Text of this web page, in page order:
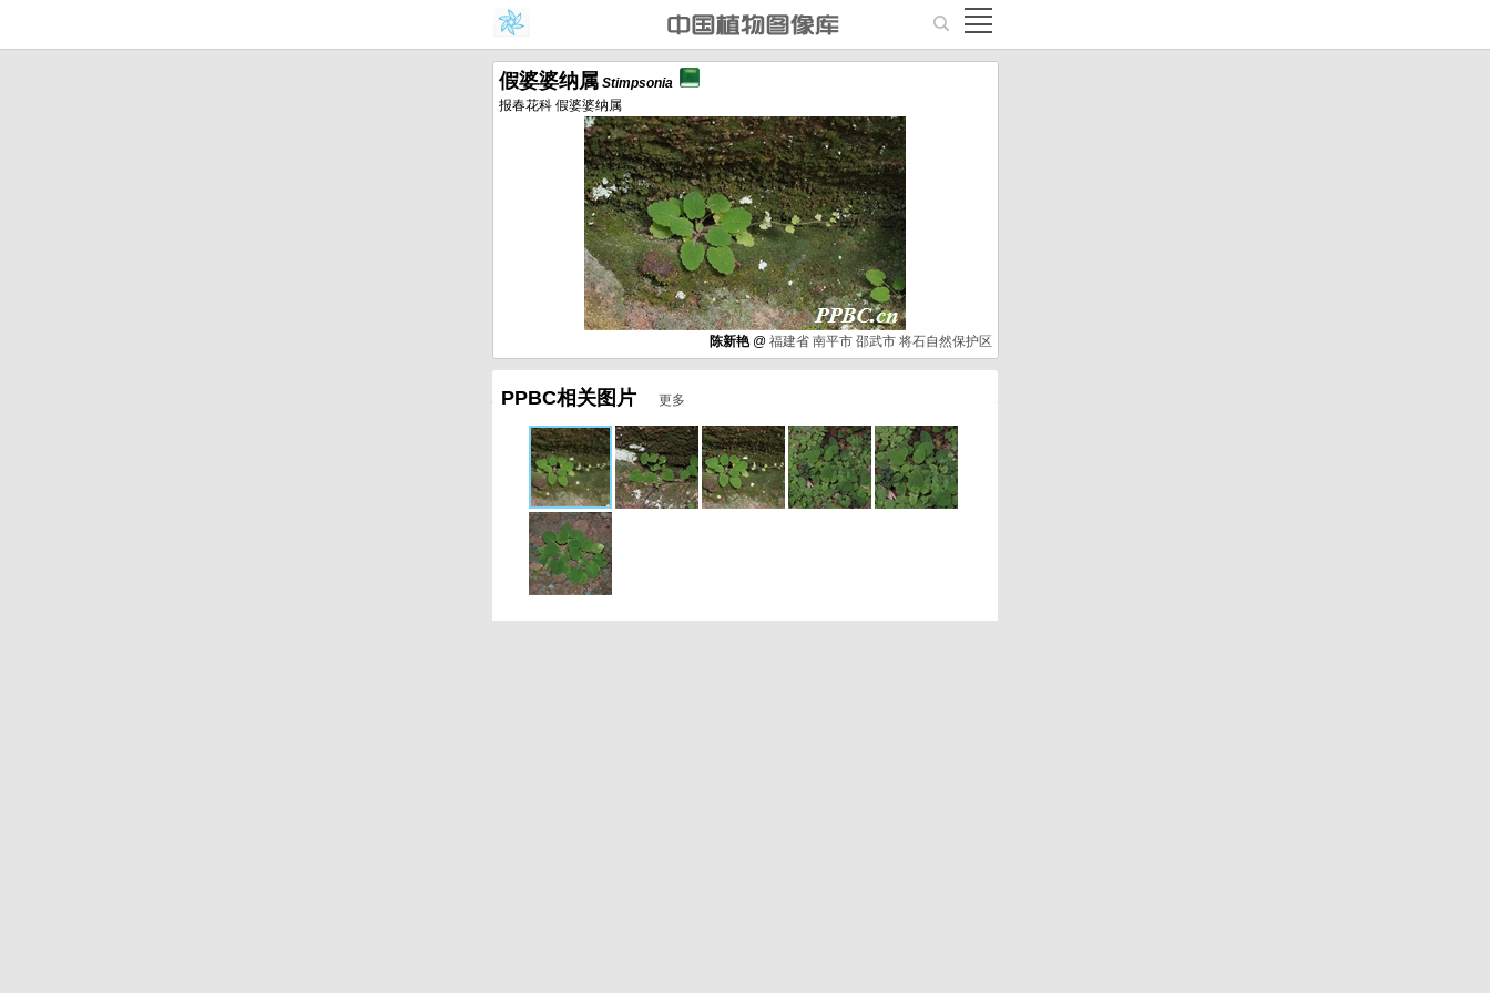
假婆婆纳属 Stimpsonia
报春花科 假婆婆纳属
陈新艳 @ 福建省 南平市 邵武市 将石自然保护区
PPBC相关图片 更多